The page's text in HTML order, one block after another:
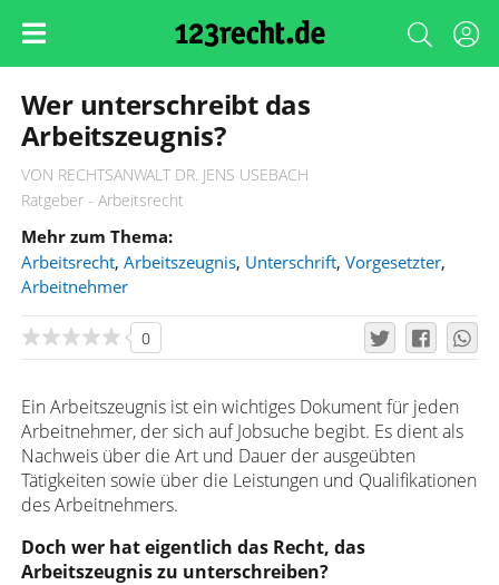
Wer unterschreibt das
Arbeitszeugnis?
VON RECHTSANWALT DR. JENS USEBACH
Ratgeber - Arbeitsrecht
Mehr zum Thema:
Arbeitsrecht, Arbeitszeugnis, Unterschrift, Vorgesetzter,
Arbeitnehmer
0
Ein Arbeitszeugnis ist ein wichtiges Dokument für jeden
Arbeitnehmer, der sich auf Jobsuche begibt. Es dient als
Nachweis über die Art und Dauer der ausgeübten
Tätigkeiten sowie über die Leistungen und Qualifikationen
des Arbeitnehmers.
Doch wer hat eigentlich das Recht, das
Arbeitszeugnis zu unterschreiben?